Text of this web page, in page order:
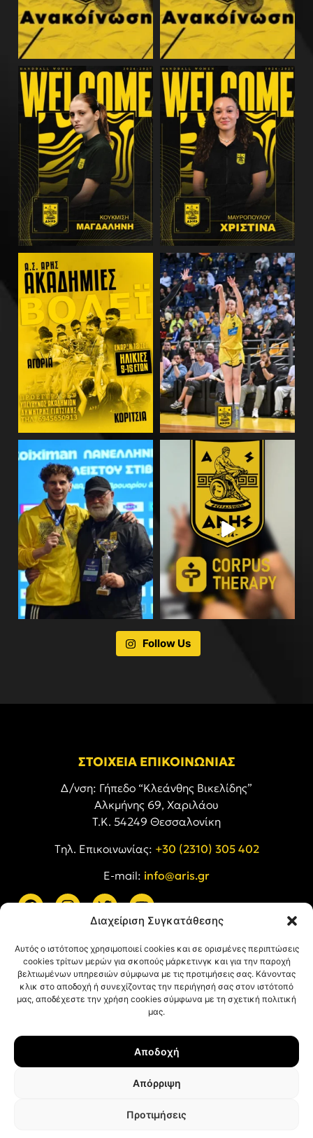
Διαχείριση Συγκατάθεσης
Αυτός ο ιστότοπος χρησιμοποιεί cookies και σε ορισμένες περιπτώσεις
cookies τρίτων μερών για σκοπούς μάρκετινγκ και για την παροχή
βελτιωμένων υπηρεσιών σύμφωνα με τις προτιμήσεις σας. Κάνοντας
κλικ στο αποδοχή ή συνεχίζοντας την περιήγησή σας στον ιστότοπό
μας, αποδέχεστε την χρήση cookies σύμφωνα με τη σχετική πολιτική
μας.
Αποδοχή
Απόρριψη
Προτιμήσεις
Follow Us
ΣΤΟΙΧΕΙΑ ΕΠΙΚΟΙΝΩΝΙΑΣ
Δ/νση: Γήπεδο “Κλεάνθης Βικελίδης”
Αλκμήνης 69, Χαριλάου
Τ.Κ. 54249 Θεσσαλονίκη
Tηλ. Επικοινωνίας: +30 (2310) 305 402
E-mail: info@aris.gr
Όροι Χρήσης
Πολιτική Cookies
© ΑΡΗΣ Α.Σ. All rights reserved.